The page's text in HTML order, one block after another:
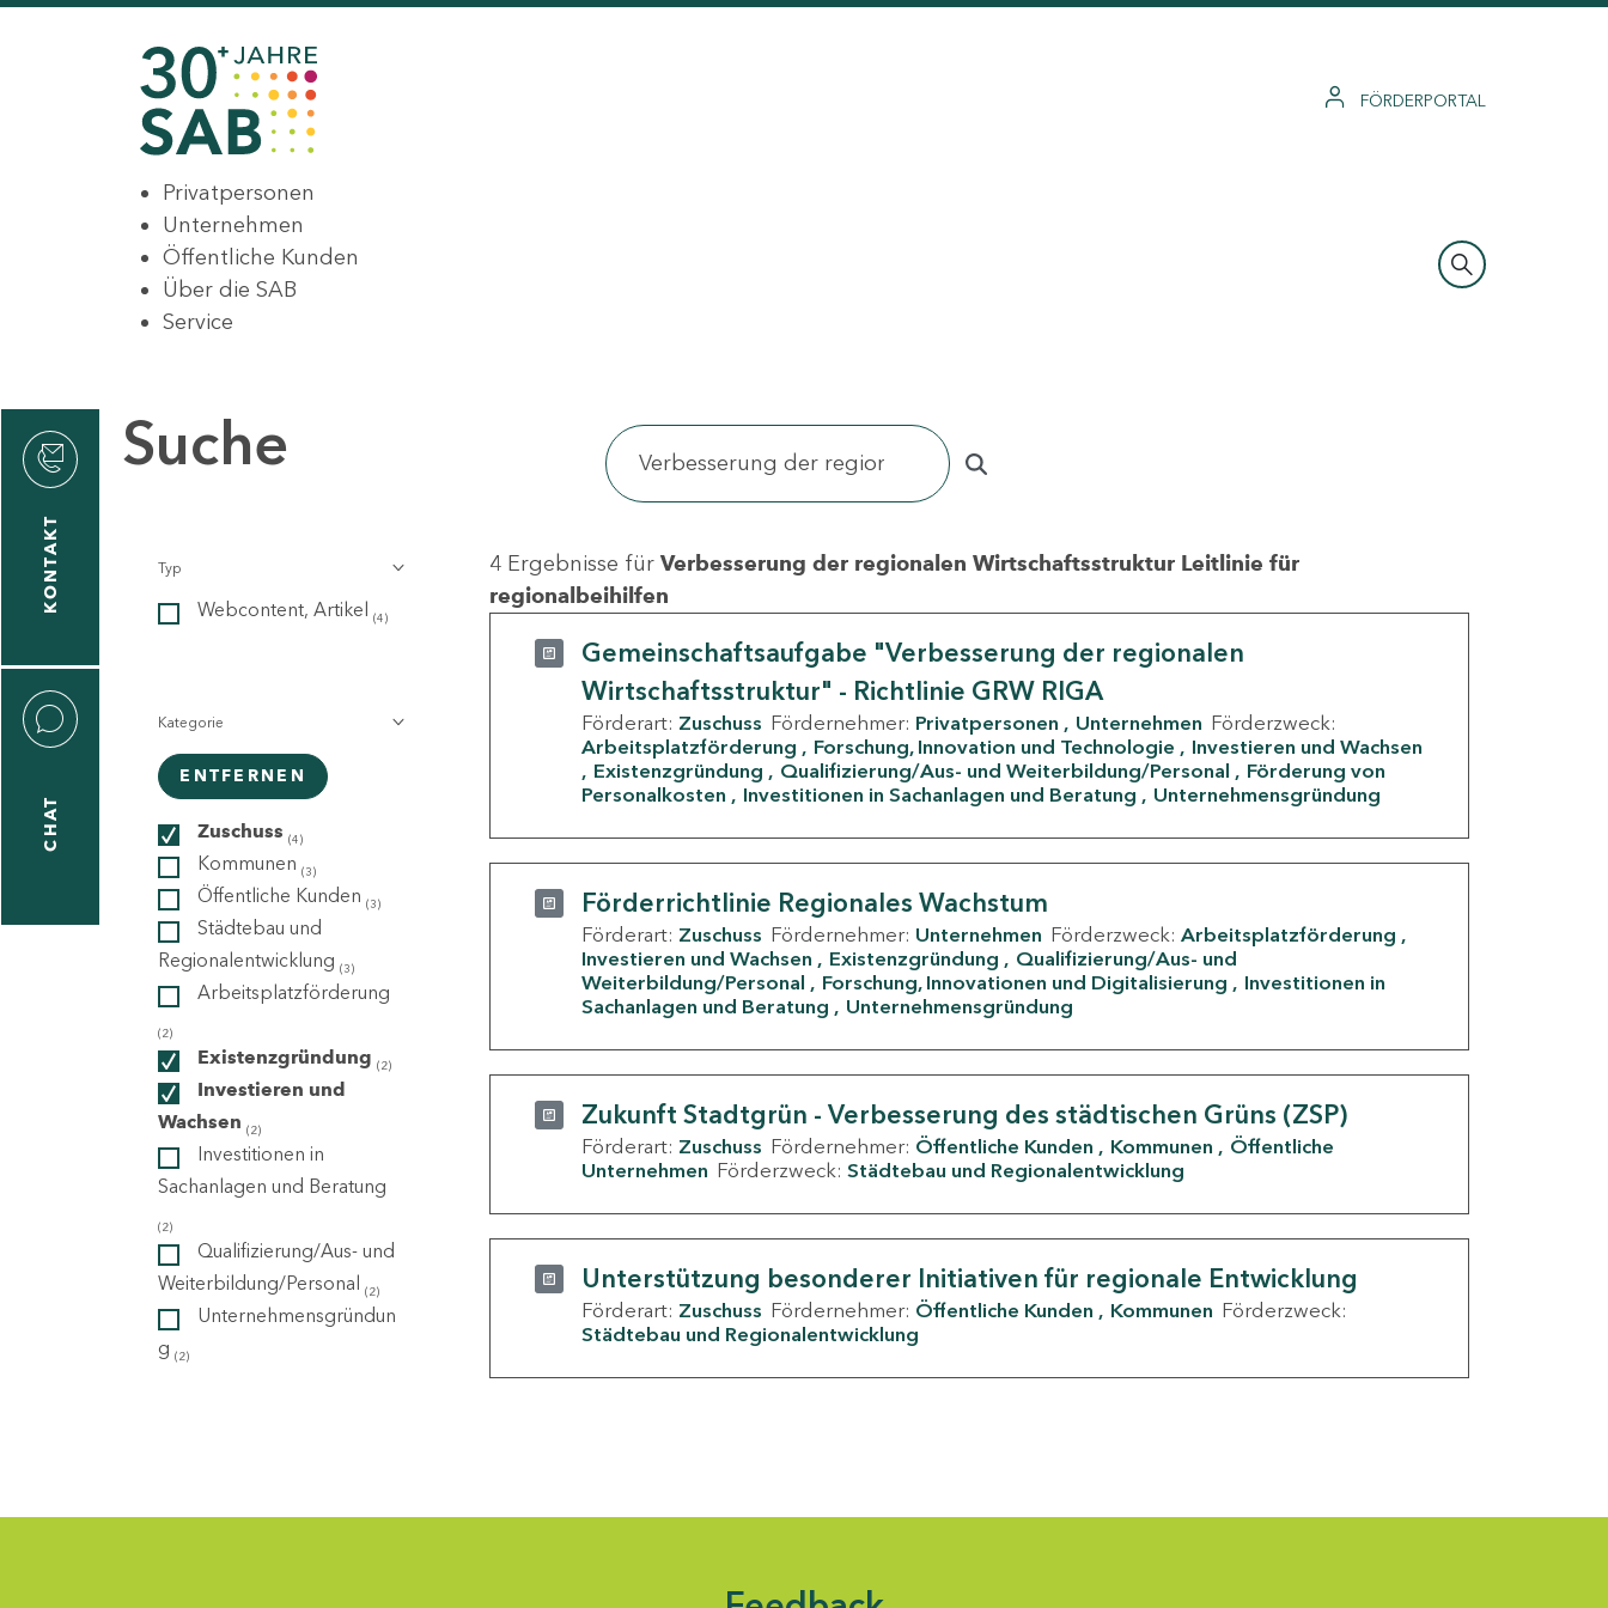
FÖRDERPORTAL
Privatpersonen
Unternehmen
Öffentliche Kunden
Über die SAB
Service
KONTAKT
CHAT
Suche
Typ
Webcontent, Artikel (4)
Kategorie
ENTFERNEN
Zuschuss (4)
Kommunen (3)
Öffentliche Kunden (3)
Städtebau und
Regionalentwicklung (3)
Arbeitsplatzförderung
(2)
Existenzgründung (2)
Investieren und
Wachsen (2)
Investitionen in
Sachanlagen und Beratung
(2)
Qualifizierung/Aus- und
Weiterbildung/Personal (2)
Unternehmensgründun
g (2)
4 Ergebnisse für Verbesserung der regionalen Wirtschaftsstruktur Leitlinie für
regionalbeihilfen
Gemeinschaftsaufgabe "Verbesserung der regionalen
Wirtschaftsstruktur" - Richtlinie GRW RIGA
Förderart: Zuschuss Fördernehmer: Privatpersonen Unternehmen Förderzweck:
Arbeitsplatzförderung
Forschung, Innovation und Technologie
Investieren und Wachsen
Existenzgründung
Qualifizierung/Aus- und Weiterbildung/Personal
Förderung von
Personalkosten
Investitionen in Sachanlagen und Beratung Unternehmensgründung
Förderrichtlinie Regionales Wachstum
Förderart: Zuschuss Fördernehmer: Unternehmen Förderzweck: Arbeitsplatzförderung
Investieren und Wachsen
Existenzgründung
Qualifizierung/Aus- und
Weiterbildung/Personal
Forschung, Innovationen und Digitalisierung
Investitionen in
Sachanlagen und Beratung
Unternehmensgründung
Zukunft Stadtgrün - Verbesserung des städtischen Grüns (ZSP)
Förderart: Zuschuss Fördernehmer: Öffentliche Kunden Kommunen
Öffentliche
Unternehmen Förderzweck: Städtebau und Regionalentwicklung
Unterstützung besonderer Initiativen für regionale Entwicklung
Förderart: Zuschuss Fördernehmer: Öffentliche Kunden Kommunen Förderzweck:
Städtebau und Regionalentwicklung